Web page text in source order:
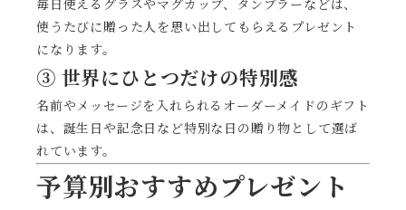
毎日使えるグラスやマグカップ、タンブラーなどは、
使うたびに贈った人を思い出してもらえるプレゼント
になります。
③ 世界にひとつだけの特別感
名前やメッセージを入れられるオーダーメイドのギフト
は、誕生日や記念日など特別な日の贈り物として選ば
れています。
予算別おすすめプレゼント